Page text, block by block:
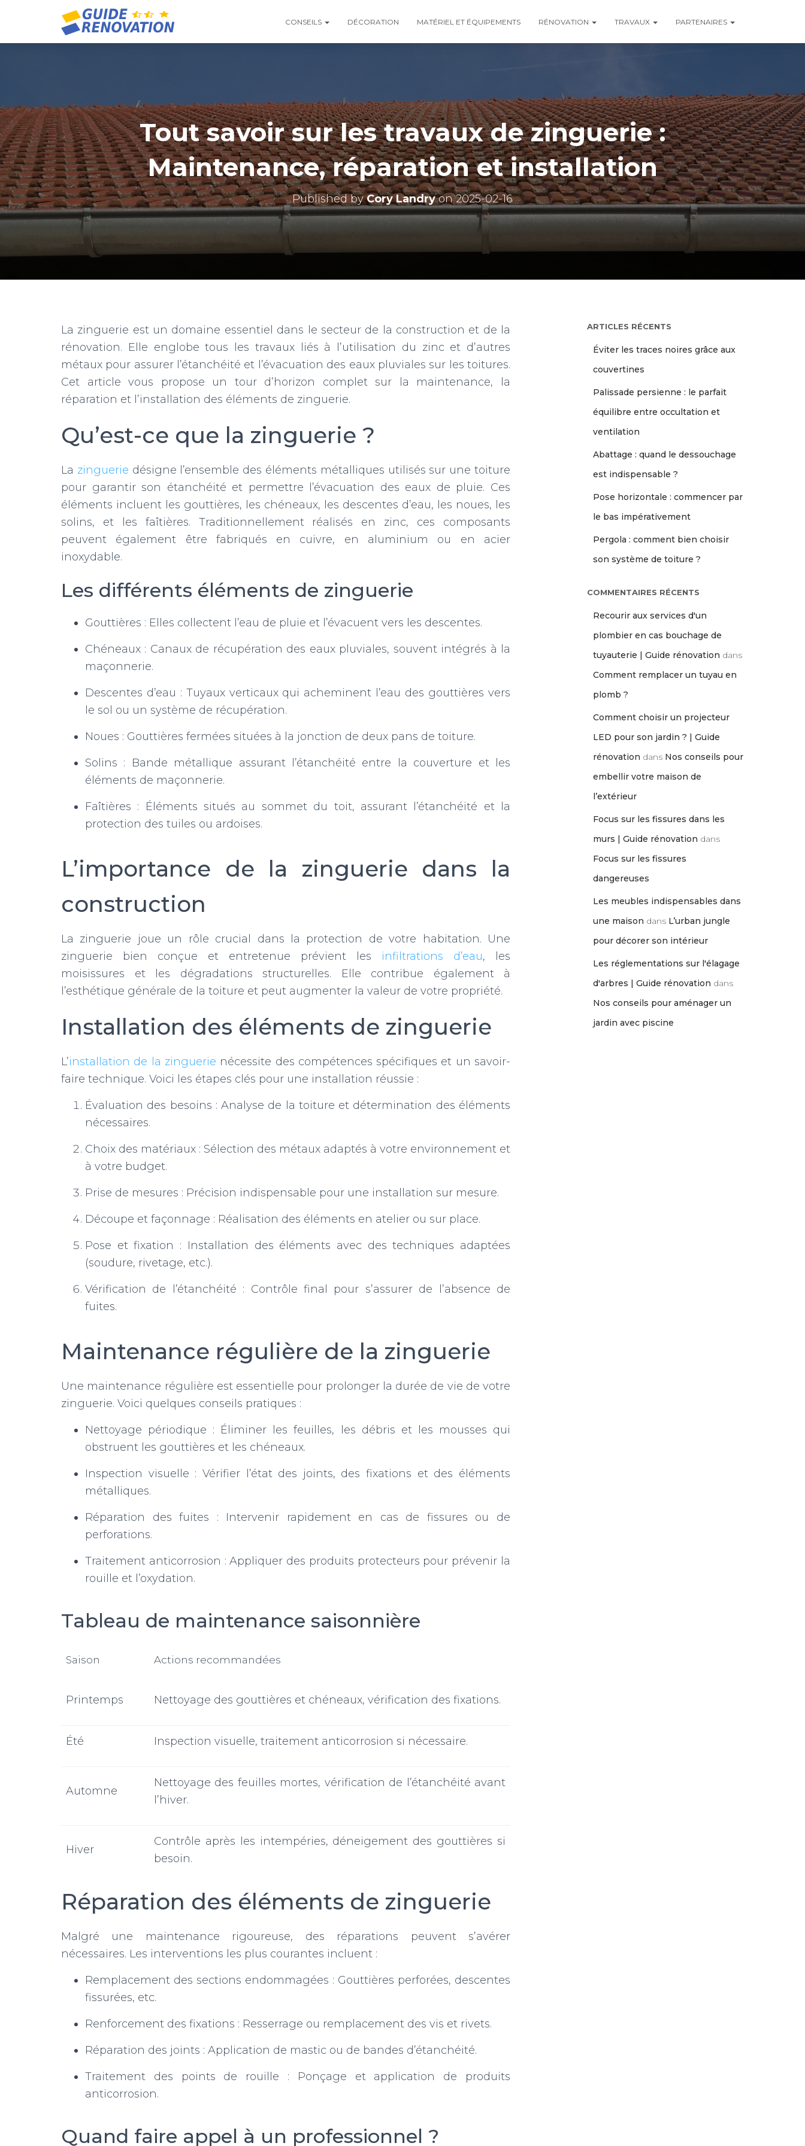
CONSEILS DÉCORATION MATÉRIEL ET ÉQUIPEMENTS RÉNOVATION TRAVAUX PARTENAIRES
Tout savoir sur les travaux de zinguerie :
Maintenance, réparation et installation
Published byCory Landryon2025-02-16
La zinguerie est un domaine essentiel dans le secteur de la construction et de la
rénovation. Elle englobe tous les travaux liés à l’utilisation du zinc et d’autres
métaux pour assurer l’étanchéité et l’évacuation des eaux pluviales sur les toitures.
Cet article vous propose un tour d’horizon complet sur la maintenance, la
réparation et l’installation des éléments de zinguerie.
Qu’est-ce que la zinguerie ?
La zinguerie désigne l’ensemble des éléments métalliques utilisés sur une toiture
pour garantir son étanchéité et permettre l’évacuation des eaux de pluie. Ces
éléments incluent les gouttières, les chéneaux, les descentes d’eau, les noues, les
solins, et les faîtières. Traditionnellement réalisés en zinc, ces composants
peuvent également être fabriqués en cuivre, en aluminium ou en acier
inoxydable.
Les différents éléments de zinguerie
Gouttières : Elles collectent l’eau de pluie et l’évacuent vers les descentes.
Chéneaux : Canaux de récupération des eaux pluviales, souvent intégrés à la
maçonnerie.
Descentes d’eau : Tuyaux verticaux qui acheminent l’eau des gouttières vers
le sol ou un système de récupération.
Noues : Gouttières fermées situées à la jonction de deux pans de toiture.
Solins : Bande métallique assurant l’étanchéité entre la couverture et les
éléments de maçonnerie.
Faîtières : Éléments situés au sommet du toit, assurant l’étanchéité et la
protection des tuiles ou ardoises.
L’importance de la zinguerie dans la
construction
La zinguerie joue un rôle crucial dans la protection de votre habitation. Une
zinguerie bien conçue et entretenue prévient les infiltrations d’eau, les
moisissures et les dégradations structurelles. Elle contribue également à
l’esthétique générale de la toiture et peut augmenter la valeur de votre propriété.
Installation des éléments de zinguerie
L’installation de la zinguerie nécessite des compétences spécifiques et un savoir-
faire technique. Voici les étapes clés pour une installation réussie :
Évaluation des besoins : Analyse de la toiture et détermination des éléments
nécessaires.
Choix des matériaux : Sélection des métaux adaptés à votre environnement et
à votre budget.
Prise de mesures : Précision indispensable pour une installation sur mesure.
Découpe et façonnage : Réalisation des éléments en atelier ou sur place.
Pose et fixation : Installation des éléments avec des techniques adaptées
(soudure, rivetage, etc.).
Vérification de l’étanchéité : Contrôle final pour s’assurer de l’absence de
fuites.
Maintenance régulière de la zinguerie
Une maintenance régulière est essentielle pour prolonger la durée de vie de votre
zinguerie. Voici quelques conseils pratiques :
Nettoyage périodique : Éliminer les feuilles, les débris et les mousses qui
obstruent les gouttières et les chéneaux.
Inspection visuelle : Vérifier l’état des joints, des fixations et des éléments
métalliques.
Réparation des fuites : Intervenir rapidement en cas de fissures ou de
perforations.
Traitement anticorrosion : Appliquer des produits protecteurs pour prévenir la
rouille et l’oxydation.
Tableau de maintenance saisonnière
Saison Actions recommandées
Printemps Nettoyage des gouttières et chéneaux, vérification des fixations.
Été Inspection visuelle, traitement anticorrosion si nécessaire.
Automne
Nettoyage des feuilles mortes, vérification de l’étanchéité avant
l’hiver.
Hiver
Contrôle après les intempéries, déneigement des gouttières si
besoin.
Réparation des éléments de zinguerie
Malgré une maintenance rigoureuse, des réparations peuvent s’avérer
nécessaires. Les interventions les plus courantes incluent :
Remplacement des sections endommagées : Gouttières perforées, descentes
fissurées, etc.
Renforcement des fixations : Resserrage ou remplacement des vis et rivets.
Réparation des joints : Application de mastic ou de bandes d’étanchéité.
Traitement des points de rouille : Ponçage et application de produits
anticorrosion.
Quand faire appel à un professionnel ?
ARTICLES RÉCENTS
Éviter les traces noires grâce aux
couvertines
Palissade persienne : le parfait
équilibre entre occultation et
ventilation
Abattage : quand le dessouchage
est indispensable ?
Pose horizontale : commencer par
le bas impérativement
Pergola : comment bien choisir
son système de toiture ?
COMMENTAIRES RÉCENTS
Recourir aux services d'un
plombier en cas bouchage de
tuyauterie | Guide rénovation dans
Comment remplacer un tuyau en
plomb ?
Comment choisir un projecteur
LED pour son jardin ? | Guide
rénovation dans Nos conseils pour
embellir votre maison de
l’extérieur
Focus sur les fissures dans les
murs | Guide rénovation dans
Focus sur les fissures
dangereuses
Les meubles indispensables dans
une maison dans L’urban jungle
pour décorer son intérieur
Les réglementations sur l'élagage
d'arbres | Guide rénovation dans
Nos conseils pour aménager un
jardin avec piscine